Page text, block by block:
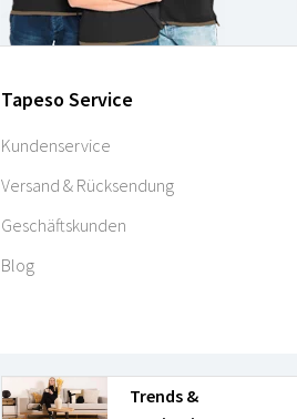
Tapeso Service
Kundenservice
Versand & Rücksendung
Geschäftskunden
Blog
Trends &